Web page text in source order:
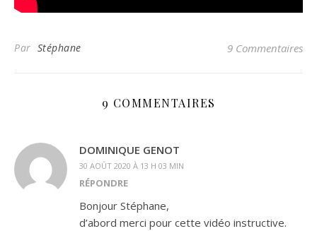
Par Stéphane 9 Commentaires
9 COMMENTAIRES
DOMINIQUE GENOT
30 AOÛT 2020 À 13 H 03 MIN
RÉPONDRE
Bonjour Stéphane,
d’abord merci pour cette vidéo instructive.